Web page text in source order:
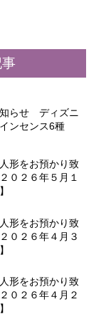
らせ ディズニ
ンセンス6種
形をお預かり致
０２６年５月１
形をお預かり致
０２６年４月３
形をお預かり致
０２６年４月２